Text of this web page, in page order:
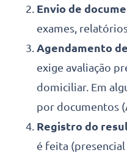
Envio de
exames,
Agendamento
exige avaliação
domiciliar. Em
por documentos
Registro do
é feita